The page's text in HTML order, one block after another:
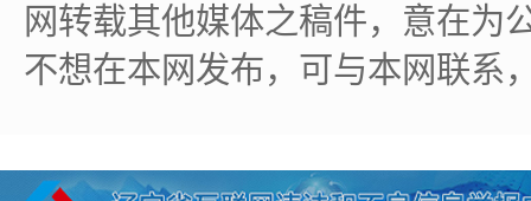
网转载其他媒体之稿件，意在为
不想在本网发布，可与本网联系